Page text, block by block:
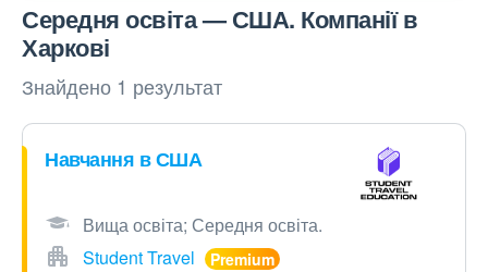
Середня освіта — США. Компанії в
Харкові
Знайдено 1 результат
Навчання в США
Вища освіта; Середня освіта.
Student Travel